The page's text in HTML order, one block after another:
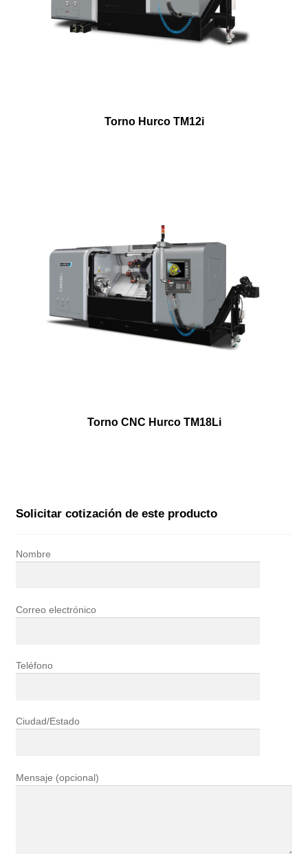
Torno Hurco TM12i
Torno CNC Hurco TM18Li
Solicitar cotización de este producto
Nombre
Correo electrónico
Teléfono
Ciudad/Estado
Mensaje (opcional)